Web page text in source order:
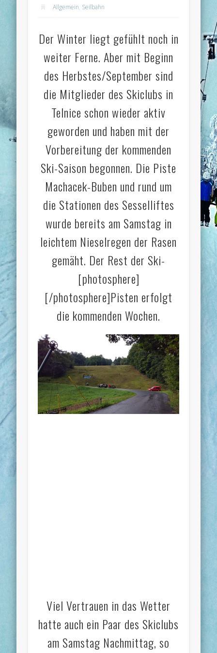
Allgemein, Seilbahn
Der Winter liegt gefühlt noch in
weiter Ferne. Aber mit Beginn
des Herbstes/September sind
die Mitglieder des Skiclubs in
Telnice schon wieder aktiv
geworden und haben mit der
Vorbereitung der kommenden
Ski-Saison begonnen. Die Piste
Machacek-Buben und rund um
die Stationen des Sesselliftes
wurde bereits am Samstag in
leichtem Nieselregen der Rasen
gemäht. Der Rest der Ski-
[photosphere]
[/photosphere]Pisten erfolgt
die kommenden Wochen.
Viel Vertrauen in das Wetter
hatte auch ein Paar des Skiclubs
am Samstag Nachmittag, so